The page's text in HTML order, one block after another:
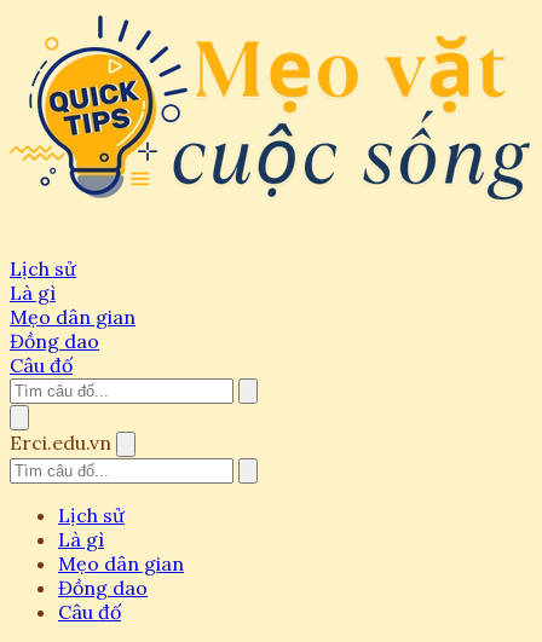
Lịch sử
Là gì
Mẹo dân gian
Đồng dao
Câu đố
Erci.edu.vn
Lịch sử
Là gì
Mẹo dân gian
Đồng dao
Câu đố